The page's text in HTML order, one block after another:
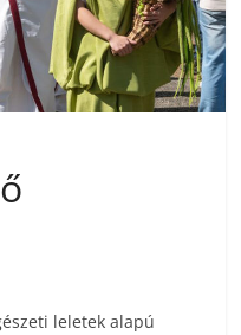
leletek alapú